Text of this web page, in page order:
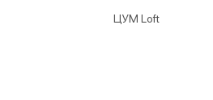
ЦУМ Loft